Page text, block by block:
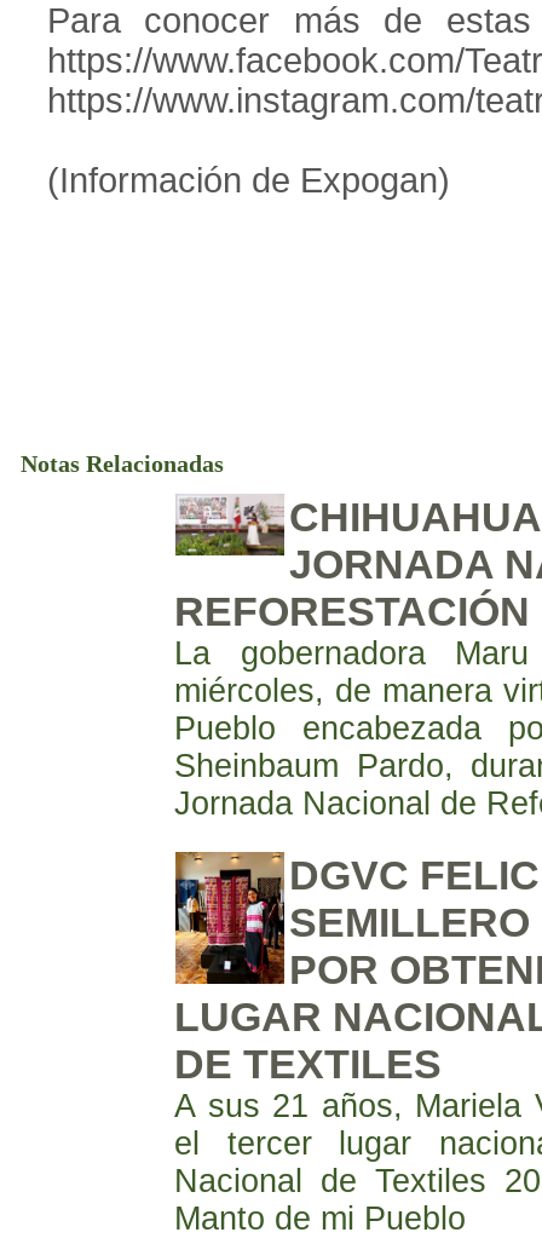
Para conocer más de estas
https://www.facebook.com/
https://www.instagram.com/
(Información de Expogan)
Notas Relacionadas
JORNADA
REFORESTACIÓN
La gobernadora
miércoles, de manera
Pueblo encabezada
Sheinbaum Pardo,
Jornada Nacional de
DGVC
SEMILLERO
POR
LUGAR
DE TEXTILES
A sus 21 años, Mariela
el tercer lugar
Nacional de Textiles
Manto de mi Pueblo